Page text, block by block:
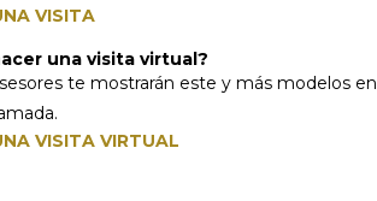
VISITA
una visita virtual?
te mostrarán este y más modelos en
VISITA VIRTUAL